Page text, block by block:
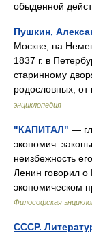
обыденной
Пушкин,
Москве, на
1837 г. в
старинному
родословных,
энциклопедия
"КАПИТАЛ" —
экономич.
неизбежность
Ленин говорил о
экономическом
Философская
СССР.